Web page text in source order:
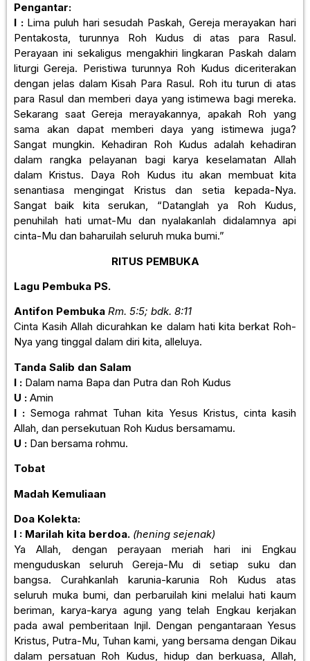
Pengantar:
I :Lima puluh hari sesudah Paskah, Gereja merayakan hari
Pentakosta, turunnya Roh Kudus di atas para Rasul.
Perayaan ini sekaligus mengakhiri lingkaran Paskah dalam
liturgi Gereja. Peristiwa turunnya Roh Kudus diceriterakan
dengan jelas dalam Kisah Para Rasul. Roh itu turun di atas
para Rasul dan memberi daya yang istimewa bagi mereka.
Sekarang saat Gereja merayakannya, apakah Roh yang
sama akan dapat memberi daya yang istimewa juga?
Sangat mungkin. Kehadiran Roh Kudus adalah kehadiran
dalam rangka pelayanan bagi karya keselamatan Allah
dalam Kristus. Daya Roh Kudus itu akan membuat kita
senantiasa mengingat Kristus dan setia kepada-Nya.
Sangat baik kita serukan, “Datanglah ya Roh Kudus,
penuhilah hati umat-Mu dan nyalakanlah didalamnya api
cinta-Mu dan baharuilah seluruh muka bumi.”
RITUS PEMBUKA
Lagu Pembuka PS.
Antifon Pembuka Rm. 5:5; bdk. 8:11
Cinta Kasih Allah dicurahkan ke dalam hati kita berkat Roh-
Nya yang tinggal dalam diri kita, alleluya.
Tanda Salib dan Salam
I : Dalam nama Bapa dan Putra dan Roh Kudus
U : Amin
I :Semoga rahmat Tuhan kita Yesus Kristus, cinta kasih
Allah, dan persekutuan Roh Kudus bersamamu.
U : Dan bersama rohmu.
Tobat
Madah Kemuliaan
Doa Kolekta:
I : Marilah kita berdoa. (hening sejenak)
Ya Allah, dengan perayaan meriah hari ini Engkau
menguduskan seluruh Gereja-Mu di setiap suku dan
bangsa. Curahkanlah karunia-karunia Roh Kudus atas
seluruh muka bumi, dan perbaruilah kini melalui hati kaum
beriman, karya-karya agung yang telah Engkau kerjakan
pada awal pemberitaan Injil. Dengan pengantaraan Yesus
Kristus, Putra-Mu, Tuhan kami, yang bersama dengan Dikau
dalam persatuan Roh Kudus, hidup dan berkuasa, Allah,